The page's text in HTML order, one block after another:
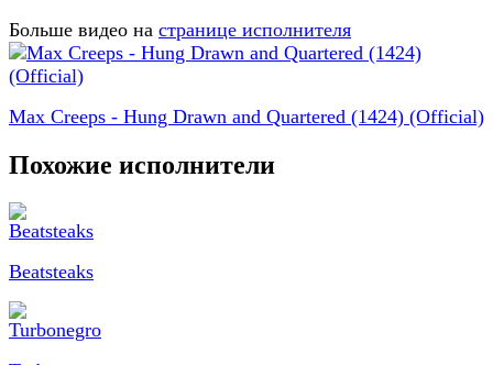
Больше видео на странице исполнителя
Max Creeps - Hung Drawn and Quartered (1424) (Official)
Похожие исполнители
Beatsteaks